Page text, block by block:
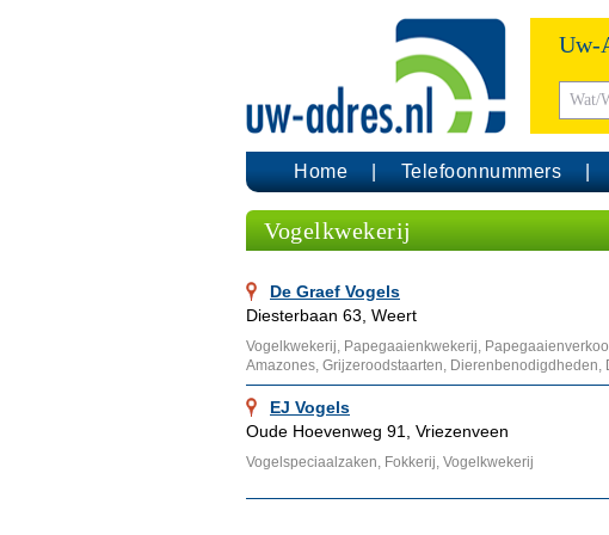
Uw-
Home Telefoonnummers
Vogelkwekerij
De Graef Vogels
Diesterbaan 63, Weert
Vogelkwekerij, Papegaaienkwekerij,
Amazones, Grijzeroodstaarten, Dierenbenodigdheden,
EJ Vogels
Oude Hoevenweg 91, Vriezenveen
Vogelspeciaalzaken, Fokkerij, Vogelkwekerij